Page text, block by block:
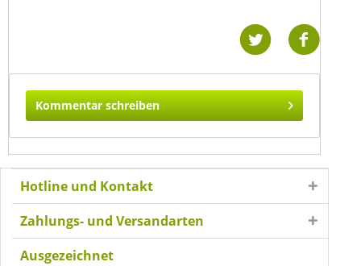
Kommentar schreiben
Hotline und Kontakt
Zahlungs- und Versandarten
Ausgezeichnet